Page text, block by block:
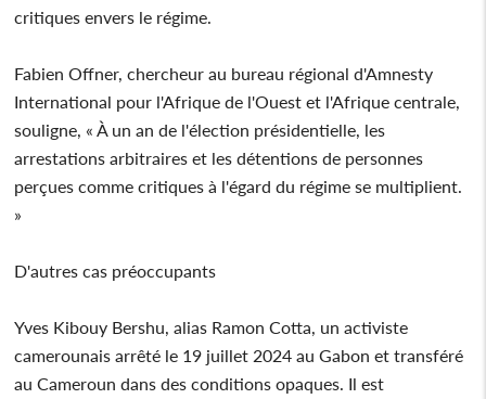
critiques envers le régime.
Fabien Offner, chercheur au bureau régional d'Amnesty
International pour l'Afrique de l'Ouest et l'Afrique centrale,
souligne, « À un an de l'élection présidentielle, les
arrestations arbitraires et les détentions de personnes
perçues comme critiques à l'égard du régime se multiplient.
»
D'autres cas préoccupants
Yves Kibouy Bershu, alias Ramon Cotta, un activiste
camerounais arrêté le 19 juillet 2024 au Gabon et transféré
au Cameroun dans des conditions opaques. Il est